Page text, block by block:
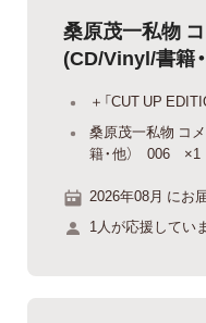
桑原茂一私物
(CD/Vinyl/書籍
＋「CUT UP
桑原茂一私物 コ
籍・他） 006 ×1
2026年08月 にお
1人が応援してい